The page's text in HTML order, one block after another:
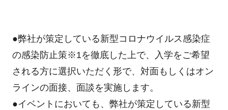
●弊社が策定している新型コロナウイルス感染症
の感染防止策※1を徹底した上で、入学をご希望
される方に選択いただく形で、対面もしくはオン
ラインの面接、面談を実施します。
●イベントにおいても、弊社が策定している新型